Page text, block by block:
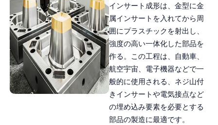
インサート成形は、金型に金
属インサートを入れてから周
囲にプラスチックを射出し、
強度の高い一体化した部品を
作る。この工程は、自動車、
航空宇宙、電子機器などで一
般的に使用される、ネジ山付
きインサートや電気接点など
の埋め込み要素を必要とする
部品の製造に最適です。